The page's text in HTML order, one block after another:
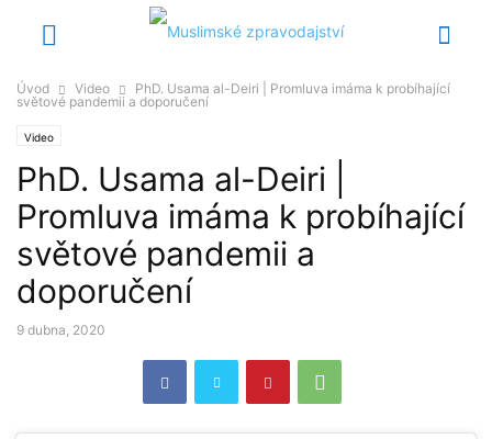
Úvod Video
PhD. Usama al-Deiri | Promluva imáma k probíhající
světové pandemii a doporučení
Video
PhD. Usama al-Deiri |
Promluva imáma k probíhající
světové pandemii a
doporučení
9 dubna, 2020